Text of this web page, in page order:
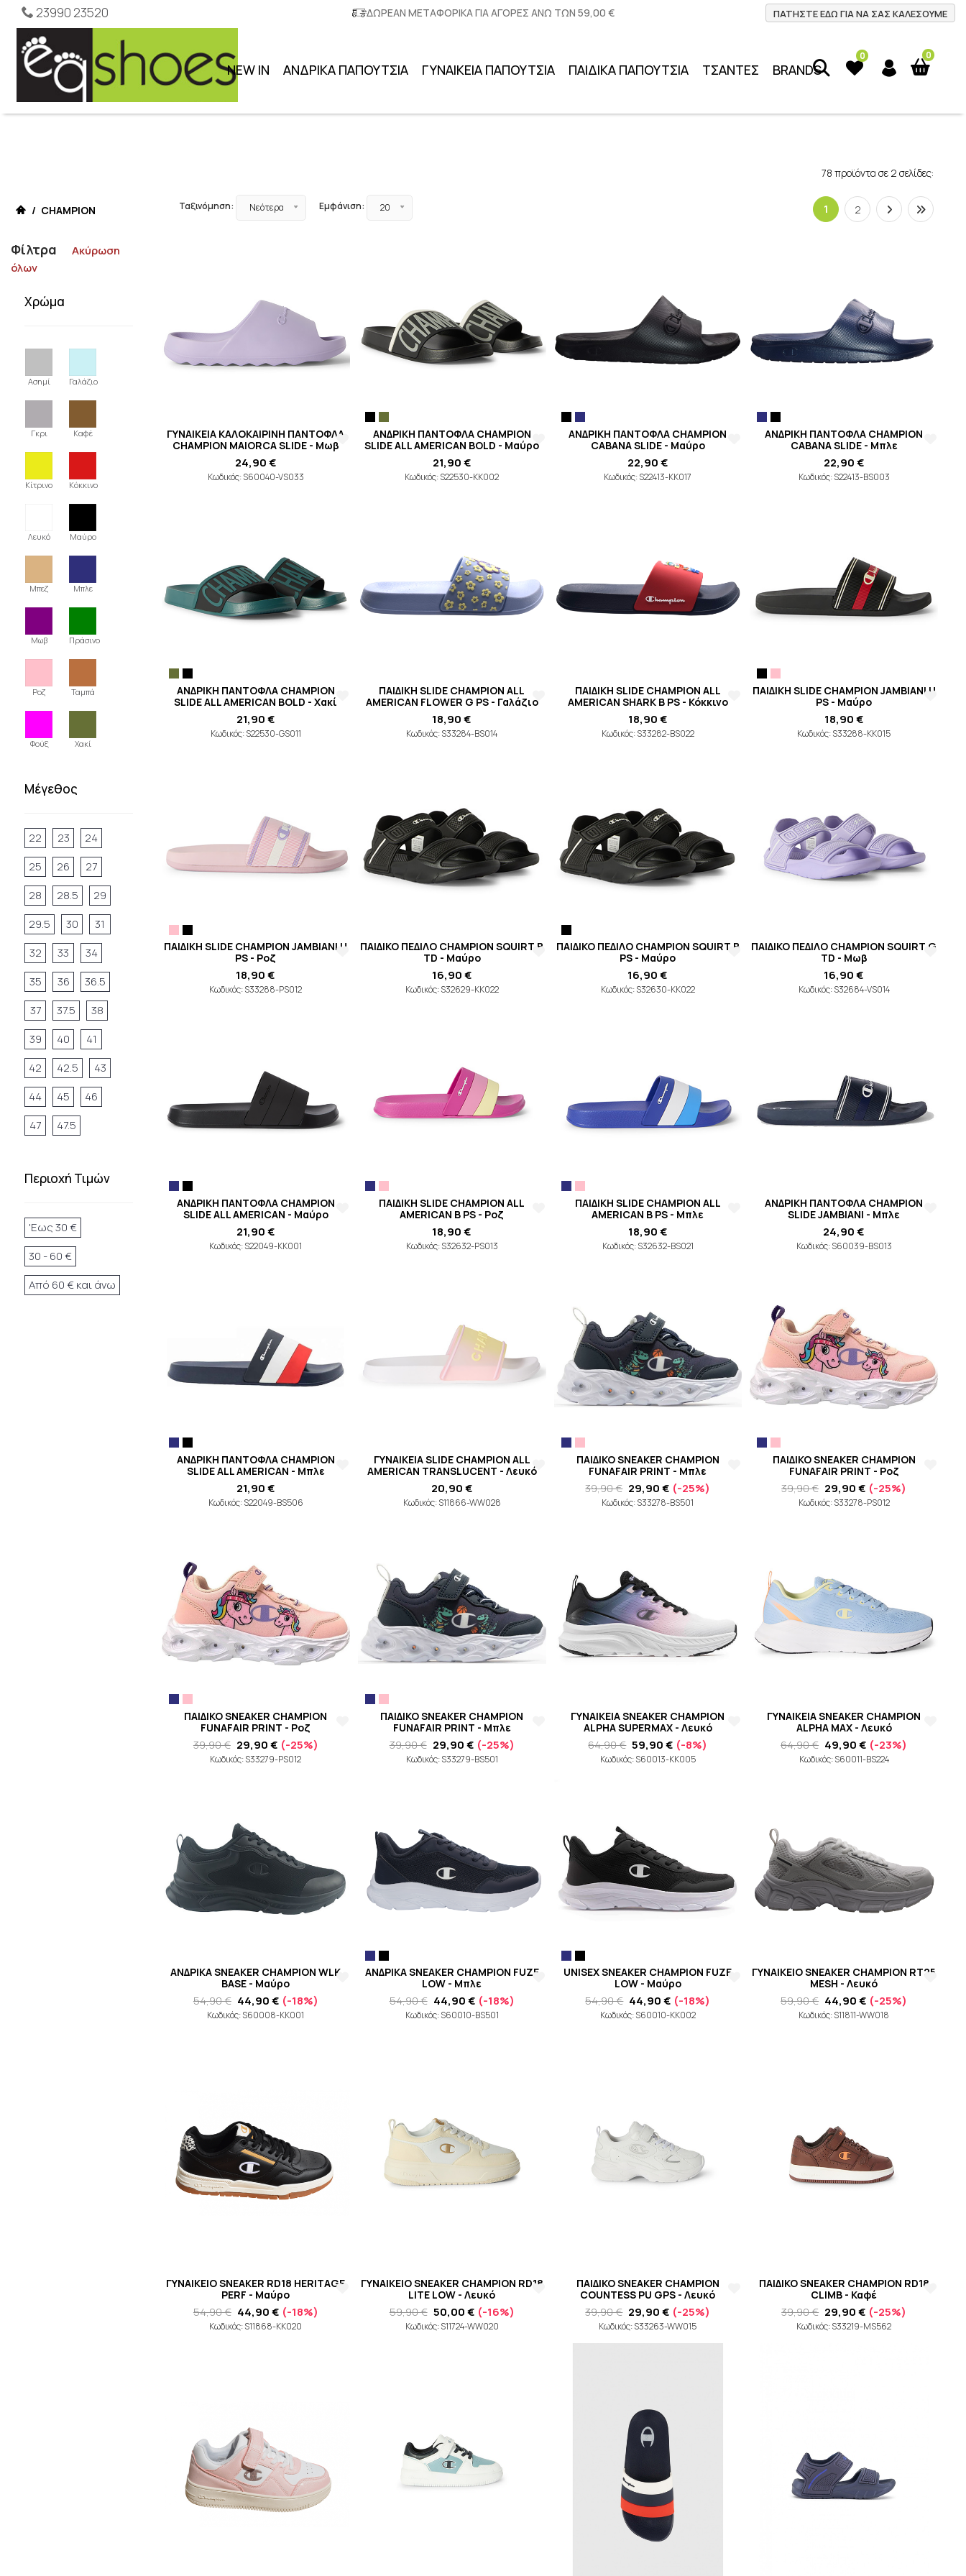
23990 23520 ΔΩΡΕΑΝ ΜΕΤΑΦΟΡΙΚΑ ΓΙΑ ΑΓΟΡΕΣ ΑΝΩ ΤΩΝ 59,00 € ΠΑΤΗΣΤΕ ΕΔΩ ΓΙΑ ΝΑ ΣΑΣ ΚΑΛΕΣΟΥΜΕ
0
0
NEW IN ΑΝΔΡΙΚΑ ΠΑΠΟΥΤΣΙΑ ΓΥΝΑΙΚΕΙΑ ΠΑΠΟΥΤΣΙΑ ΠΑΙΔΙΚΑ ΠΑΠΟΥΤΣΙΑ ΤΣΑΝΤΕΣ BRANDS
/ CHAMPION
Φίλτρα
Ακύρωση
όλων
Χρώμα
Ασημί Γαλάζιο
Γκρι Καφέ
Κίτρινο Κόκκινο
Λευκό Μαύρο
Μπεζ Μπλε
Μωβ Πράσινο
Ροζ Ταμπά
Φούξ Χακί
Μέγεθος
22 23
24
25
26
27
28
28.5
29
29.5
30
31
32
33
34
35
36
36.5
37
37.5
38
39
40
41
42
42.5
43
44
45
46
47
47.5
Περιοχή Τιμών
'Εως 30 €
30 - 60 €
Από 60 € και άνω
78 προϊόντα σε 2 σελίδες:
Ταξινόμηση: Νεότερα Εμφάνιση: 20 1 2
ΓΥΝΑΙΚΕΙΑ ΚΑΛΟΚΑΙΡΙΝΗ ΠΑΝΤΟΦΛΑ
CHAMPION MAIORCA SLIDE - Μωβ
24,90 €
Κωδικός: S60040-VS033
ΑΝΔΡΙΚΗ ΠΑΝΤΟΦΛΑ CHAMPION
SLIDE ALL AMERICAN BOLD - Μαύρο
21,90 €
Κωδικός: S22530-KK002
ΑΝΔΡΙΚΗ ΠΑΝΤΟΦΛΑ CHAMPION
CABANA SLIDE - Μαύρο
22,90 €
Κωδικός: S22413-KK017
ΑΝΔΡΙΚΗ ΠΑΝΤΟΦΛΑ CHAMPION
CABANA SLIDE - Μπλε
22,90 €
Κωδικός: S22413-BS003
ΑΝΔΡΙΚΗ ΠΑΝΤΟΦΛΑ CHAMPION
SLIDE ALL AMERICAN BOLD - Χακί
21,90 €
Κωδικός: S22530-GS011
ΠΑΙΔΙΚΗ SLIDE CHAMPION ALL
AMERICAN FLOWER G PS - Γαλάζιο
18,90 €
Κωδικός: S33284-BS014
ΠΑΙΔΙΚΗ SLIDE CHAMPION ALL
AMERICAN SHARK B PS - Κόκκινο
18,90 €
Κωδικός: S33282-BS022
ΠΑΙΔΙΚΗ SLIDE CHAMPION JAMBIANI U
PS - Μαύρο
18,90 €
Κωδικός: S33288-KK015
ΠΑΙΔΙΚΗ SLIDE CHAMPION JAMBIANI U
PS - Ροζ
18,90 €
Κωδικός: S33288-PS012
ΠΑΙΔΙΚΟ ΠΕΔΙΛΟ CHAMPION SQUIRT B
TD - Μαύρο
16,90 €
Κωδικός: S32629-KK022
ΠΑΙΔΙΚΟ ΠΕΔΙΛΟ CHAMPION SQUIRT B
PS - Μαύρο
16,90 €
Κωδικός: S32630-KK022
ΠΑΙΔΙΚΟ ΠΕΔΙΛΟ CHAMPION SQUIRT G
TD - Μωβ
16,90 €
Κωδικός: S32684-VS014
ΑΝΔΡΙΚΗ ΠΑΝΤΟΦΛΑ CHAMPION
SLIDE ALL AMERICAN - Μαύρο
21,90 €
Κωδικός: S22049-KK001
ΠΑΙΔΙΚΗ SLIDE CHAMPION ALL
AMERICAN B PS - Ροζ
18,90 €
Κωδικός: S32632-PS013
ΠΑΙΔΙΚΗ SLIDE CHAMPION ALL
AMERICAN B PS - Μπλε
18,90 €
Κωδικός: S32632-BS021
ΑΝΔΡΙΚΗ ΠΑΝΤΟΦΛΑ CHAMPION
SLIDE JAMBIANI - Μπλε
24,90 €
Κωδικός: S60039-BS013
ΑΝΔΡΙΚΗ ΠΑΝΤΟΦΛΑ CHAMPION
SLIDE ALL AMERICAN - Μπλε
21,90 €
Κωδικός: S22049-BS506
ΓΥΝΑΙΚΕΙΑ SLIDE CHAMPION ALL
AMERICAN TRANSLUCENT - Λευκό
20,90 €
Κωδικός: S11866-WW028
ΠΑΙΔΙΚΟ SNEAKER CHAMPION
FUNAFAIR PRINT - Μπλε
39,90 € 29,90 € (-25%)
Κωδικός: S33278-BS501
ΠΑΙΔΙΚΟ SNEAKER CHAMPION
FUNAFAIR PRINT - Ροζ
39,90 € 29,90 € (-25%)
Κωδικός: S33278-PS012
ΠΑΙΔΙΚΟ SNEAKER CHAMPION
FUNAFAIR PRINT - Ροζ
39,90 € 29,90 € (-25%)
Κωδικός: S33279-PS012
ΠΑΙΔΙΚΟ SNEAKER CHAMPION
FUNAFAIR PRINT - Μπλε
39,90 € 29,90 € (-25%)
Κωδικός: S33279-BS501
ΓΥΝΑΙΚΕΙΑ SNEAKER CHAMPION
ALPHA SUPERMAX - Λευκό
64,90 € 59,90 € (-8%)
Κωδικός: S60013-KK005
ΓΥΝΑΙΚΕΙΑ SNEAKER CHAMPION
ALPHA MAX - Λευκό
64,90 € 49,90 € (-23%)
Κωδικός: S60011-BS224
ΑΝΔΡΙΚΑ SNEAKER CHAMPION WLK
BASE - Μαύρο
54,90 € 44,90 € (-18%)
Κωδικός: S60008-KK001
ΑΝΔΡΙΚΑ SNEAKER CHAMPION FUZE
LOW - Μπλε
54,90 € 44,90 € (-18%)
Κωδικός: S60010-BS501
UNISEX SNEAKER CHAMPION FUZE
LOW - Μαύρο
54,90 € 44,90 € (-18%)
Κωδικός: S60010-KK002
ΓΥΝΑΙΚΕΙΟ SNEAKER CHAMPION RT25
MESH - Λευκό
59,90 € 44,90 € (-25%)
Κωδικός: S11811-WW018
ΓΥΝΑΙΚΕΙΟ SNEAKER RD18 HERITAGE
PERF - Μαύρο
54,90 € 44,90 € (-18%)
Κωδικός: S11868-KK020
ΓΥΝΑΙΚΕΙΟ SNEAKER CHAMPION RD18
LITE LOW - Λευκό
59,90 € 50,00 € (-16%)
Κωδικός: S11724-WW020
ΠΑΙΔΙΚΟ SNEAKER CHAMPION
COUNTESS PU GPS - Λευκό
39,90 € 29,90 € (-25%)
Κωδικός: S33263-WW015
ΠΑΙΔΙΚΟ SNEAKER CHAMPION RD18
CLIMB - Καφέ
39,90 € 29,90 € (-25%)
Κωδικός: S33219-MS562